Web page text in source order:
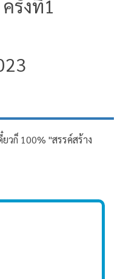
ครั้งที่1
ก็ 100% "สรรค์สร้าง